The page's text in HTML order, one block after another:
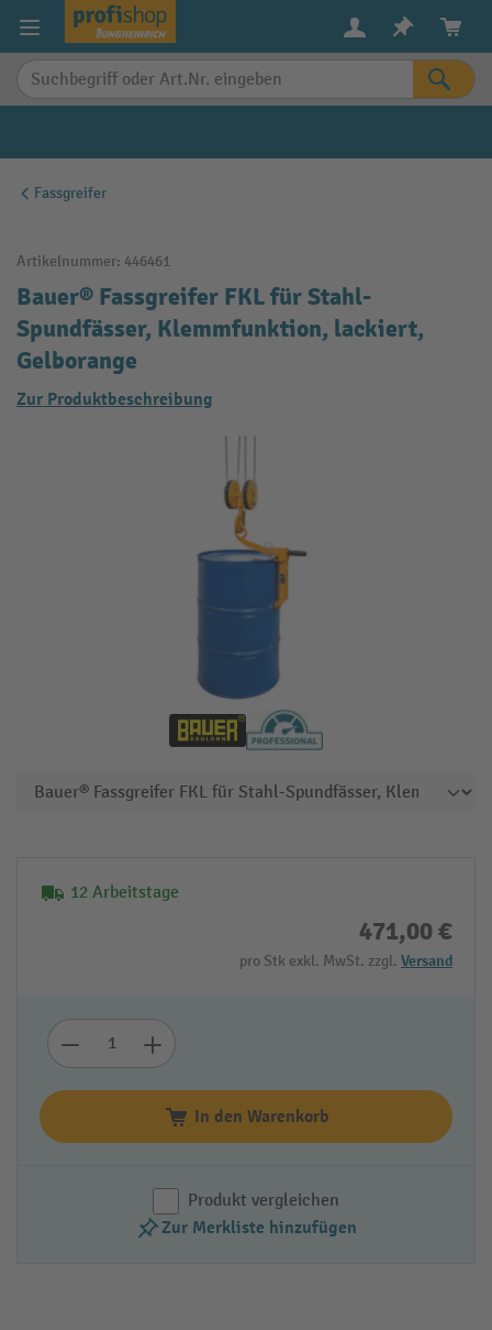
springen
Fassgreifer
Artikelnummer: 446461
Bauer® Fassgreifer FKL für Stahl-
Spundfässer, Klemmfunktion, lackiert,
Gelborange
Zur Produktbeschreibung
12 Arbeitstage
471,00 €
pro Stk exkl. MwSt. zzgl. Versand
In den Warenkorb
Produkt vergleichen
Zur Merkliste hinzufügen